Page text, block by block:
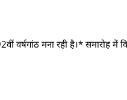
मना रही है।* समारोह में